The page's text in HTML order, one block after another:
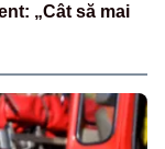
„Cât să mai